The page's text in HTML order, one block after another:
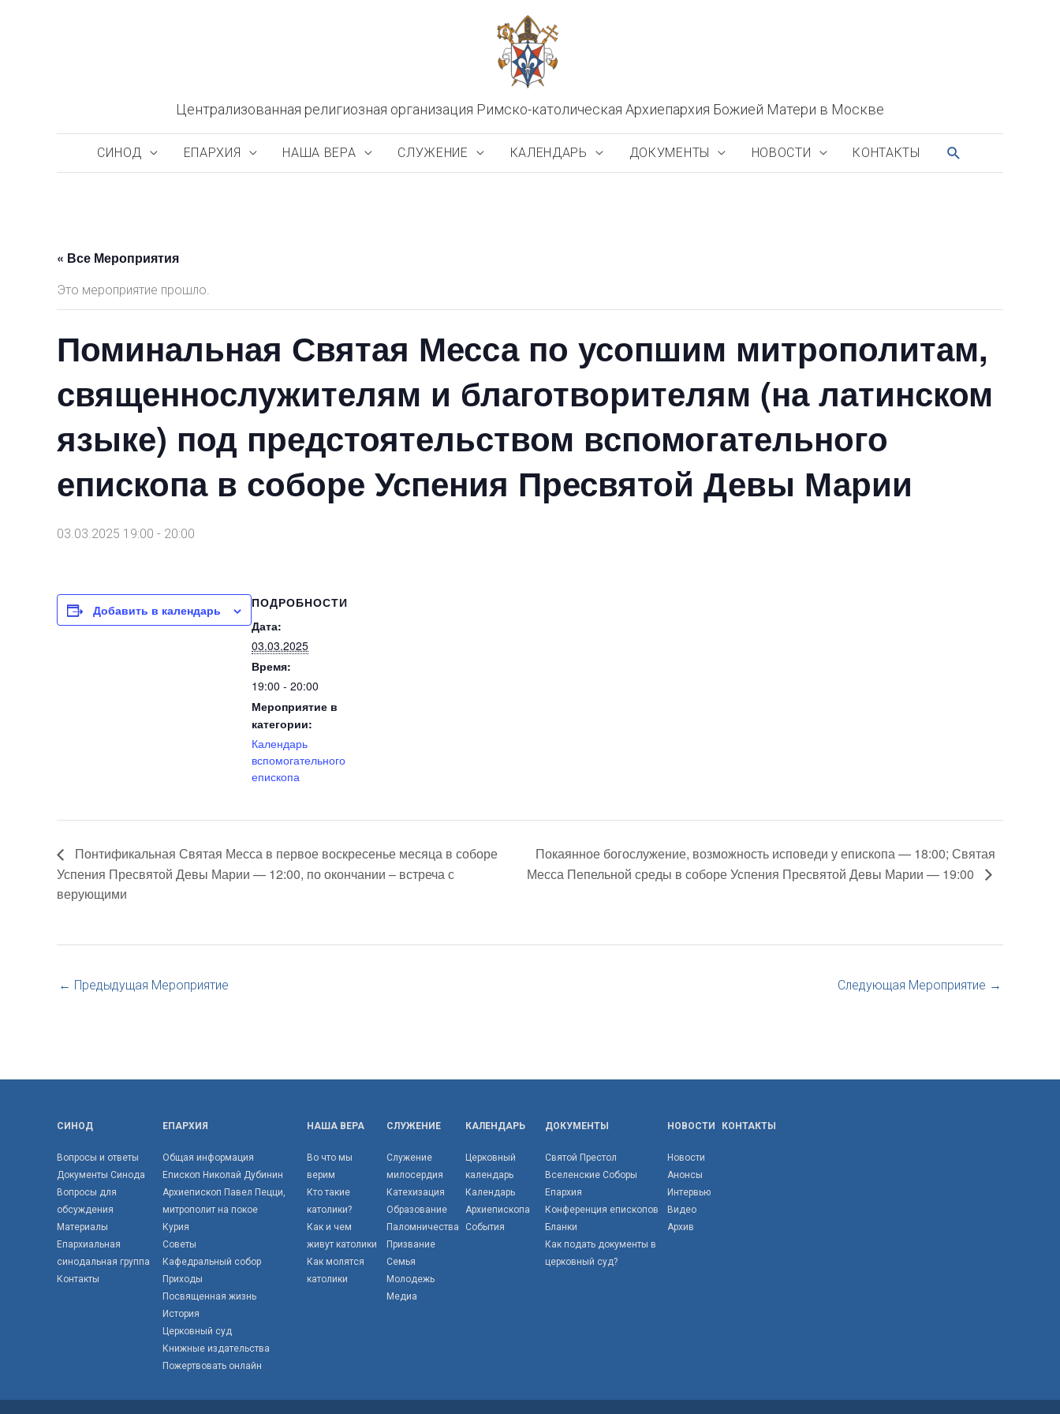
Централизованная религиозная организация Римско-католическая Архиепархия Божией Матери в Москве
СИНОД ЕПАРХИЯ НАША ВЕРА СЛУЖЕНИЕ КАЛЕНДАРЬ ДОКУМЕНТЫ НОВОСТИ КОНТАКТЫ ПОИСК
« Все Мероприятия
Это мероприятие прошло.
Поминальная Святая Месса по усопшим митрополитам,
священнослужителям и благотворителям (на латинском
языке) под предстоятельством вспомогательного
епископа в соборе Успения Пресвятой Девы Марии
03.03.2025 19:00 - 20:00
Добавить в календарь
ПОДРОБНОСТИ
Дата:
03.03.2025
Время:
19:00 - 20:00
Мероприятие в
категории:
Календарь
вспомогательного
епископа
Понтификальная Святая Месса в первое воскресенье месяца в соборе
Успения Пресвятой Девы Марии — 12:00, по окончании – встреча с
верующими
Покаянное богослужение, возможность исповеди у епископа — 18:00; Святая
Месса Пепельной среды в соборе Успения Пресвятой Девы Марии — 19:00
← Предыдущая Мероприятие Следующая Мероприятие →
СИНОД
Вопросы и ответы
Документы Синода
Вопросы для
обсуждения
Материалы
Епархиальная
синодальная группа
Контакты
ЕПАРХИЯ
Общая информация
Епископ Николай Дубинин
Архиепископ Павел Пецци,
митрополит на покое
Курия
Советы
Кафедральный собор
Приходы
Посвященная жизнь
История
Церковный суд
Книжные издательства
Пожертвовать онлайн
НАША ВЕРА
Во что мы
верим
Кто такие
католики?
Как и чем
живут католики
Как молятся
католики
СЛУЖЕНИЕ
Служение
милосердия
Катехизация
Образование
Паломничества
Призвание
Семья
Молодежь
Медиа
КАЛЕНДАРЬ
Церковный
календарь
Календарь
Архиепископа
События
ДОКУМЕНТЫ
Святой Престол
Вселенские Соборы
Епархия
Конференция епископов
Бланки
Как подать документы в
церковный суд?
НОВОСТИ
Новости
Анонсы
Интервью
Видео
Архив
КОНТАКТЫ